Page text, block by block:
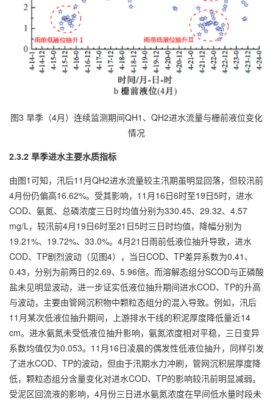
图3 旱季（4月）连续监测期间QH1、QH2进水流量与栅前液位变化
情况
2.3.2 旱季进水主要水质指标
由图1可知，汛后11月QH2进水流量较主汛期虽明显回落，但较汛前
4月份仍偏高16.62%。受其影响，11月16日6时至19日5时，进水
COD、氨氮、总磷浓度三日时均值分别为330.45、29.32、4.57
mg/L，较汛前4月19日6时至21日5时三日时均值，降幅分别为
19.21%、19.72%、33.0%。4月21日雨前低液位抽升导致，进水
COD、TP剧烈波动（见图4），当日COD、TP差异系数为0.41、
0.43，分别为前两日的2.69、5.96倍。而溶解态组分SCOD与正磷酸
盐未见明显波动，进一步证实低液位抽升期间进水COD、TP的升高
与波动，主要由管网沉积物中颗粒态组分的混入导致。例如，汛后
11月某次低液位抽升期间，上游排水干线的积泥厚度降低量近14
cm。进水氨氮未受低液位抽升影响，氨氮浓度相对平稳，三日变异
系数均值仅为0.053。11月16日凌晨的偶发性低液位抽升，同样引发
了进水COD、TP的波动，但由于汛期水力冲刷，管网沉积层厚度降
低，颗粒态组分含量变化对进水COD、TP的影响较汛前明显减弱。
受泥区回流液的影响，4月份三日进水氨氮浓度在早间低水量时段未